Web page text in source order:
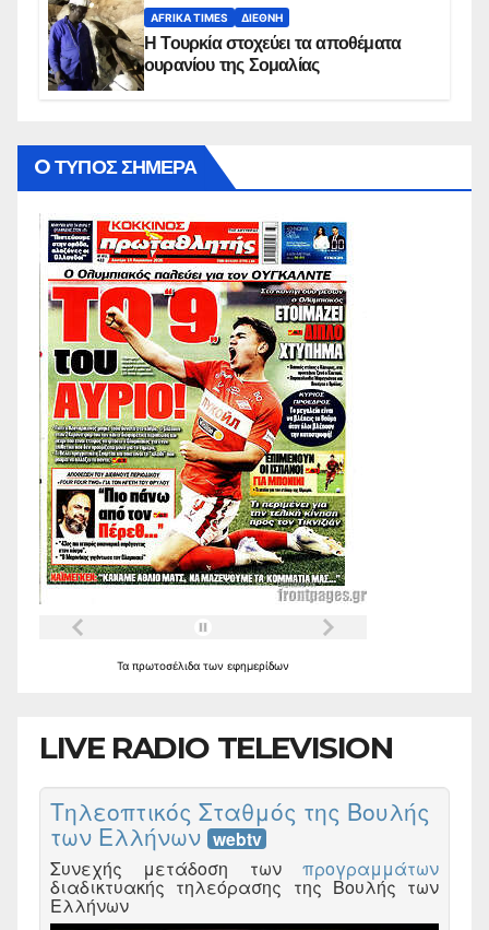
AFRIKA TIMES ΔΙΕΘΝΉ
Η Τουρκία στοχεύει τα αποθέματα
ουρανίου της Σομαλίας
O ΤΥΠΟΣ ΣΗΜΕΡΑ
Τα πρωτοσέλιδα των εφημερίδων
LIVE RADIO TELEVISION